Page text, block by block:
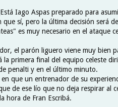
Iago Aspas preparado para
que sí, pero la última decisión será
es muy necesario en el ataque
el parón liguero viene muy bien
la primera final del equipo celeste
penalti y en el último minuto.
que un entrenador de su
de ese lío que no deja respirar al
hora de Fran Escribá.